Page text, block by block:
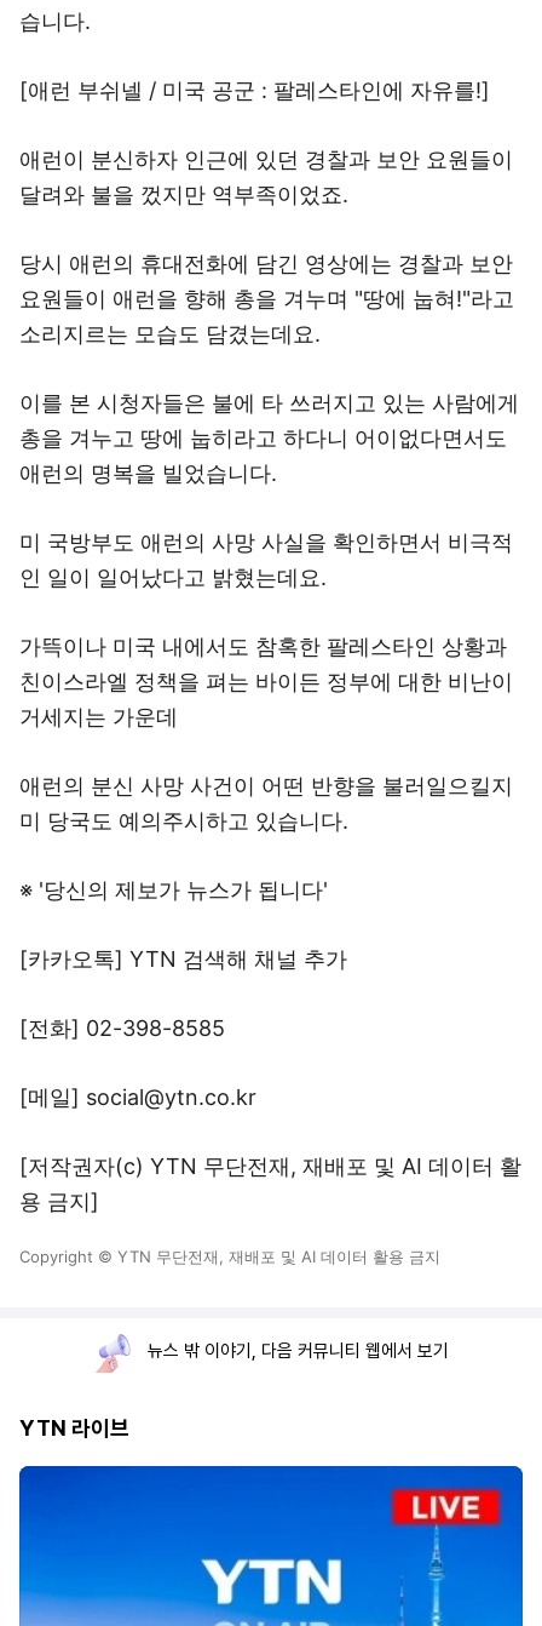
습니다.
[애런 부쉬넬 / 미국 공군 : 팔레스타인에 자유를!]
애런이 분신하자 인근에 있던 경찰과 보안 요원들이
달려와 불을 껐지만 역부족이었죠.
당시 애런의 휴대전화에 담긴 영상에는 경찰과 보안
요원들이 애런을 향해 총을 겨누며 "땅에 눕혀!"라고
소리지르는 모습도 담겼는데요.
이를 본 시청자들은 불에 타 쓰러지고 있는 사람에게
총을 겨누고 땅에 눕히라고 하다니 어이없다면서도
애런의 명복을 빌었습니다.
미 국방부도 애런의 사망 사실을 확인하면서 비극적
인 일이 일어났다고 밝혔는데요.
가뜩이나 미국 내에서도 참혹한 팔레스타인 상황과
친이스라엘 정책을 펴는 바이든 정부에 대한 비난이
거세지는 가운데
애런의 분신 사망 사건이 어떤 반향을 불러일으킬지
미 당국도 예의주시하고 있습니다.
※ '당신의 제보가 뉴스가 됩니다'
[카카오톡] YTN 검색해 채널 추가
[전화] 02-398-8585
[메일] social@ytn.co.kr
[저작권자(c) YTN 무단전재, 재배포 및 AI 데이터 활
용 금지]
Copyright © YTN 무단전재, 재배포 및 AI 데이터 활용 금지
뉴스 밖 이야기, 다음 커뮤니티 웹에서 보기
YTN 라이브